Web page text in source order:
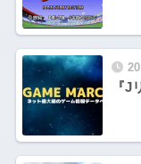
『J